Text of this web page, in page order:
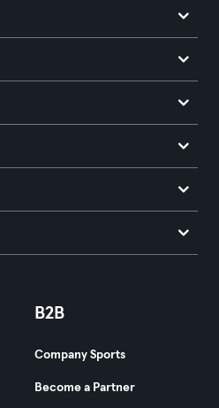
B2B
Company Sports
Become a Partner